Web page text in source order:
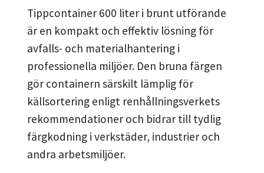
Tippcontainer 600 liter i brunt utförande
är en kompakt och effektiv lösning för
avfalls- och materialhantering i
professionella miljöer. Den bruna färgen
gör containern särskilt lämplig för
källsortering enligt renhållningsverkets
rekommendationer och bidrar till tydlig
färgkodning i verkstäder, industrier och
andra arbetsmiljöer.